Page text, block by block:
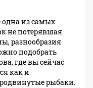
одна из самых
не потерявшая
разнообразия
подобрать
где вы сейчас
как и
рыбаки.